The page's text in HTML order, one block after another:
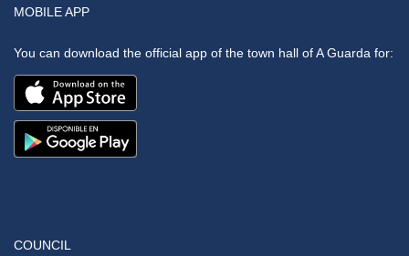
MOBILE APP
You can download the official app of the town hall of A Guarda for:
COUNCIL